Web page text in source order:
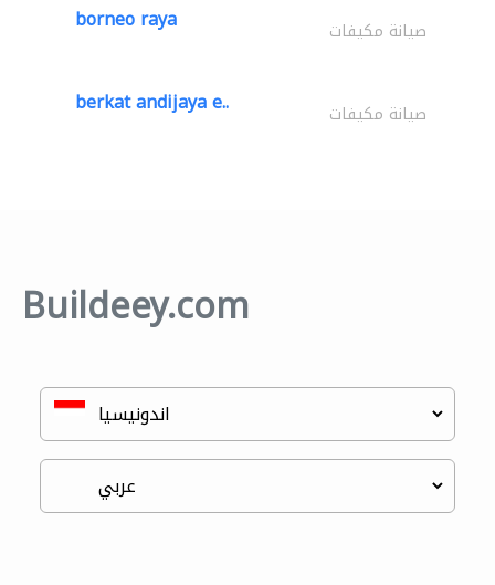
borneo raya صيانة مكيفات
berkat andijaya e.. صيانة مكيفات
Buildeey.com